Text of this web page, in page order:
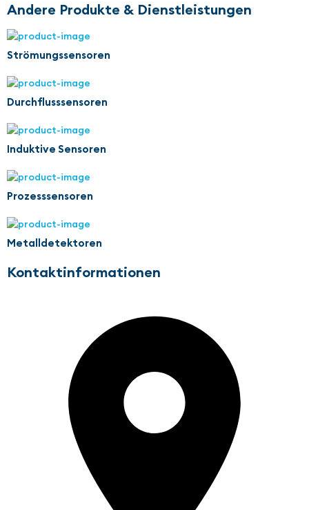
Andere Produkte & Dienstleistungen
Strömungssensoren
Durchflusssensoren
Induktive Sensoren
Prozesssensoren
Metalldetektoren
Kontaktinformationen